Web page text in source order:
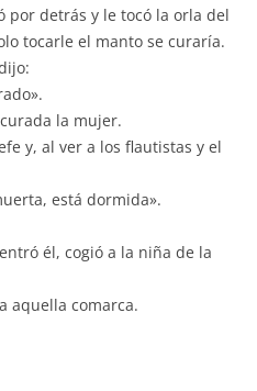
por detrás y le tocó la orla del
tocarle el manto se curaría.
la mujer.
y, al ver a los flautistas y el
está dormida».
él, cogió a la niña de la
aquella comarca.